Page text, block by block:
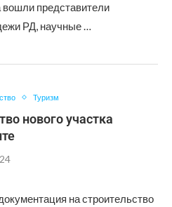
вошли представители
РД, научные …
Туризм
нового участка
на строительство